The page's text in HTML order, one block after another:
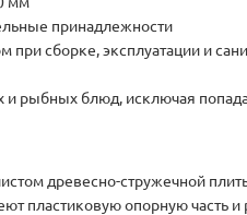
принадлежности
сборке, эксплуатации и
и рыбных блюд, исключая
древесно-стружечной
пластиковую опорную часть и